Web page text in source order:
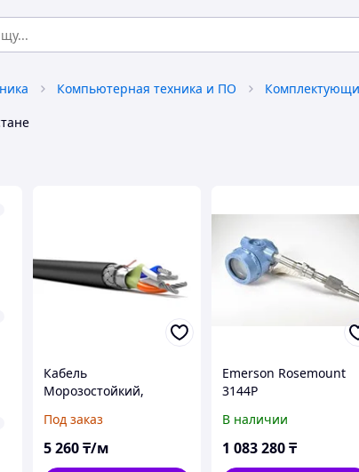
Компьютерная техника и ПО
Кабель
Морозостойкий,
КИПЭВ 10x2x0,60
(Спецкабель)
Под заказ
5 260₸/м
Emerson Rosemount
3144P
преобразователь
температуры HART
В наличии
1 083 280₸